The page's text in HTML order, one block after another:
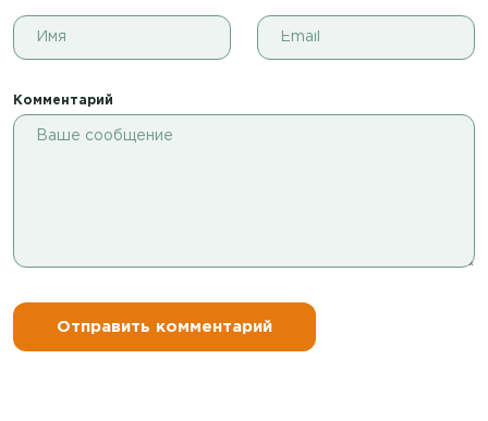
Комментарий